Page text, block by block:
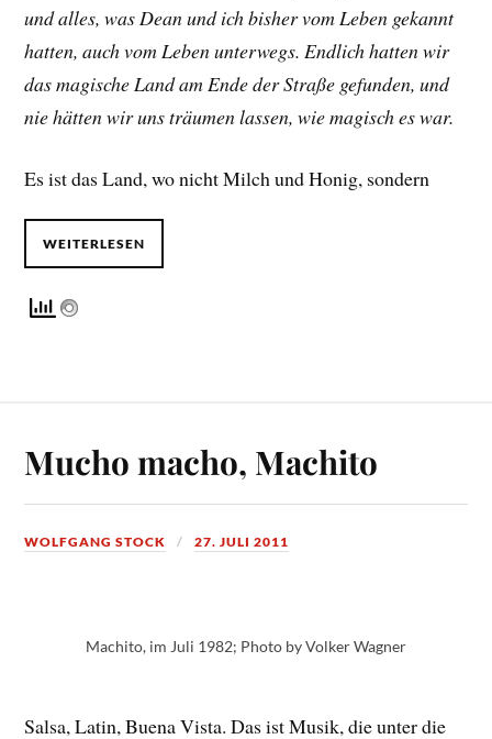
und alles, was Dean und ich bisher vom Leben gekannt
hatten, auch vom Leben unterwegs. Endlich hatten wir
das magische Land am Ende der Straße gefunden, und
nie hätten wir uns träumen lassen, wie magisch es war.
Es ist das Land, wo nicht Milch und Honig, sondern
WEITERLESEN
Mucho macho, Machito
WOLFGANG STOCK 27. JULI 2011
Machito, im Juli 1982; Photo by Volker Wagner
Salsa, Latin, Buena Vista. Das ist Musik, die unter die